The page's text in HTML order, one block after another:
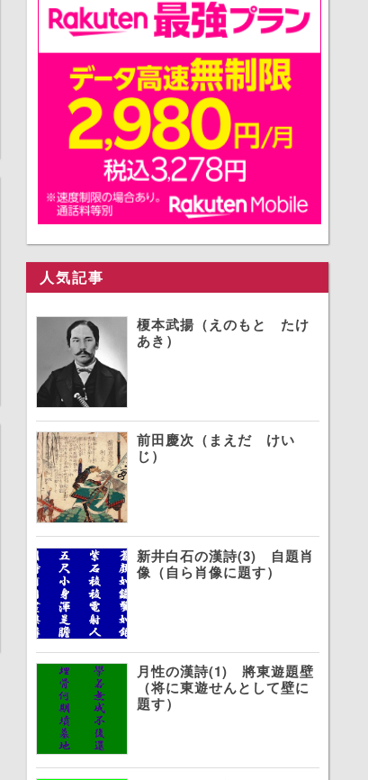
人気記事
榎本武揚（えのもと たけ
あき）
前田慶次（まえだ けい
じ）
新井白石の漢詩(3) 自題肖
像（自ら肖像に題す）
月性の漢詩(1) 將東遊題壁
（将に東遊せんとして壁に
題す）